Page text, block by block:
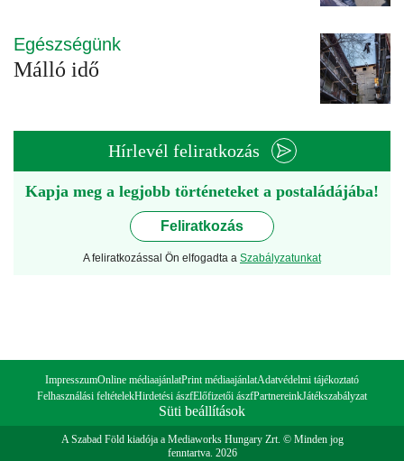
Egészségünk
Málló idő
Hírlevél feliratkozás
Kapja meg a legjobb történeteket a postaládájába!
Feliratkozás
A feliratkozással Ön elfogadta a Szabályzatunkat
ImpresszumOnline médiaajánlatPrint médiaajánlatAdatvédelmi tájékoztató
Felhasználási feltételekHirdetési ászfElőfizetői ászfPartnereinkJátékszabályzat
Süti beállítások
A Szabad Föld kiadója a Mediaworks Hungary Zrt. © Minden jog
fenntartva. 2026